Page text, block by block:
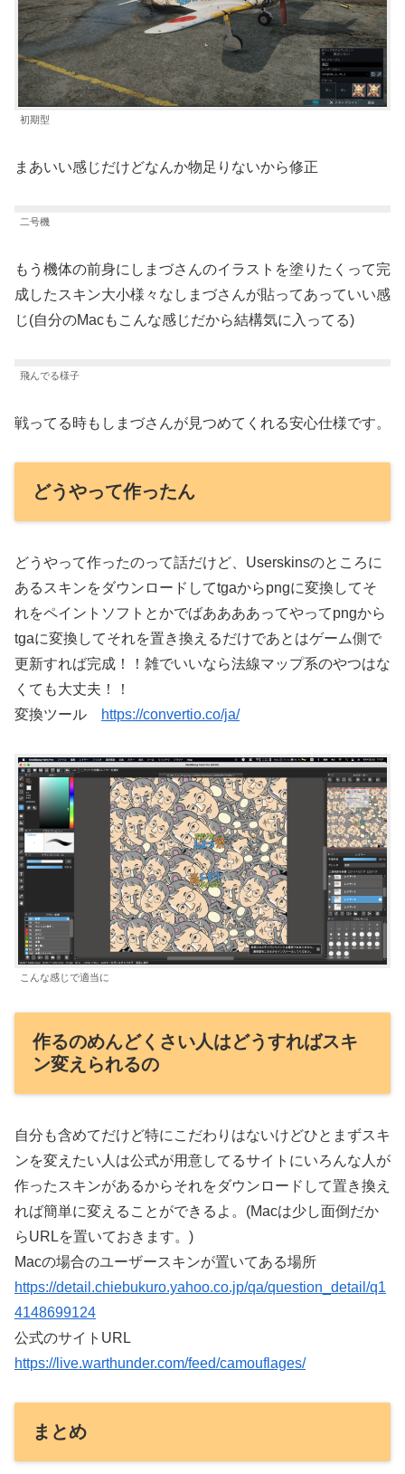
初期型
まあいい感じだけどなんか物足りないから修正
二号機
もう機体の前身にしまづさんのイラストを塗りたくって完
成したスキン大小様々なしまづさんが貼ってあっていい感
じ(自分のMacもこんな感じだから結構気に入ってる)
飛んでる様子
戦ってる時もしまづさんが見つめてくれる安心仕様です。
どうやって作ったん
どうやって作ったのって話だけど、Userskinsのところに
あるスキンをダウンロードしてtgaからpngに変換してそ
れをペイントソフトとかでばああああってやってpngから
tgaに変換してそれを置き換えるだけであとはゲーム側で
更新すれば完成！！雑でいいなら法線マップ系のやつはな
くても大丈夫！！
変換ツール
https://convertio.co/ja/
こんな感じで適当に
作るのめんどくさい人はどうすればスキ
ン変えられるの
自分も含めてだけど特にこだわりはないけどひとまずスキ
ンを変えたい人は公式が用意してるサイトにいろんな人が
作ったスキンがあるからそれをダウンロードして置き換え
れば簡単に変えることができるよ。(Macは少し面倒だか
らURLを置いておきます。)
Macの場合のユーザースキンが置いてある場所
https://detail.chiebukuro.yahoo.co.jp/qa/question_detail/q1
4148699124
公式のサイトURL
https://live.warthunder.com/feed/camouflages/
まとめ